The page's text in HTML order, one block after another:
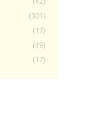
(301)
(12)
(49)
(17)